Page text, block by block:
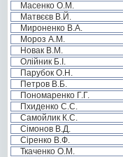
Масенко О.М.
Матвєєв В.Й.
Мироненко В.А.
Мороз А.М.
Новак В.М.
Олійник Б.І.
Парубок О.Н.
Петров В.Б.
Пономаренко Г.Г.
Пхиденко С.С.
Самойлик К.С.
Сімонов В.Д.
Сіренко В.Ф.
Ткаченко О.М.